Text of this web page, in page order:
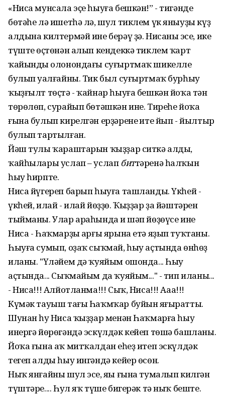
«Ниса мунсала эҫе һыуға бешкән!” - тигәнде
бөтәһе лә ишетһә лә, шул тиклем үк яныуҙы күҙ
алдына килтермәй ине берәү ҙә. Нисаның эсе, ике
түштең өҫтөнән алып кендеккә тиклем ҡарт
ҡайындың олонондағы суғыртмаҡ шикелле
булып уңалғайны. Тик был суғыртмаҡ бурһыу
ҡыҙғылт төҫтә - ҡайнар һыуға бешкән йоҡа тән
төрөлөп, сурайып бөтәшкән ине. Тиреһе йоҡа
ғына булып кирелгән ерҙәренең ите йып - йылтыр
булып тартылған.
Йәш тулы ҡараштарын ҡыҙҙар ситкә алды,
ҡайһылары услап – услапбиттәренә һалҡын
һыу һирпте.
Ниса йүгереп барып һыуға ташланды. Үкһей -
үкһей, илай - илай йөҙҙө. Ҡыҙҙар ҙа йәштәрен
тыйманы. Улар араһында иң шәп йөҙөүсе ине
Ниса - Һаҡмарҙың арғы ярына етә яҙып туҡтаны.
Һыуға сумып, оҙаҡ сыҡмай, һыу аҫтында өнһөҙ
иланы. "Үләйем дә ҡуяйым ошонда... Һыу
аҫтында... Сыҡмайым да ҡуяйым..." - тип иланы...
- Ниса!!! Алйотланма!!! Сыҡ, Ниса!!! Ааа!!!
Күмәк тауыш тағы Һаҡмҡар буйын яңғыратты.
Шунан һуң Ниса ҡыҙҙар менән Һаҡмарға һыу
инергә йөрөгәндә эскүлдәк кейеп төшә башланы.
Йоҡа ғына аҡ митҡалдан еңһеҙ итеп эскүлдәк
тегеп алды һыу ингәндә кейер өсөн.
Ныҡ янғайны шул эсе, яңы ғына тумалып килгән
түштәре.... Һул яҡ түше бигерәк тә ныҡ беште.